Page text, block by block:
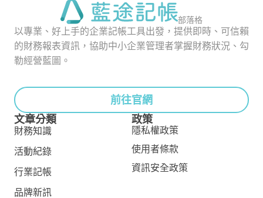
部落格
以專業、好上手的企業記帳工具出發，提供即時、可信賴
的財務報表資訊，協助中小企業管理者掌握財務狀況、勾
勒經營藍圖。
前往官網
文章分類
財務知識
活動紀錄
行業記帳
品牌新訊
政策
隱私權政策
使用者條款
資訊安全政策